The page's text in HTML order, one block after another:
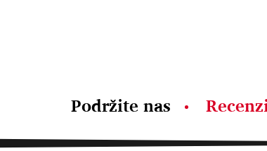
Podržite nas